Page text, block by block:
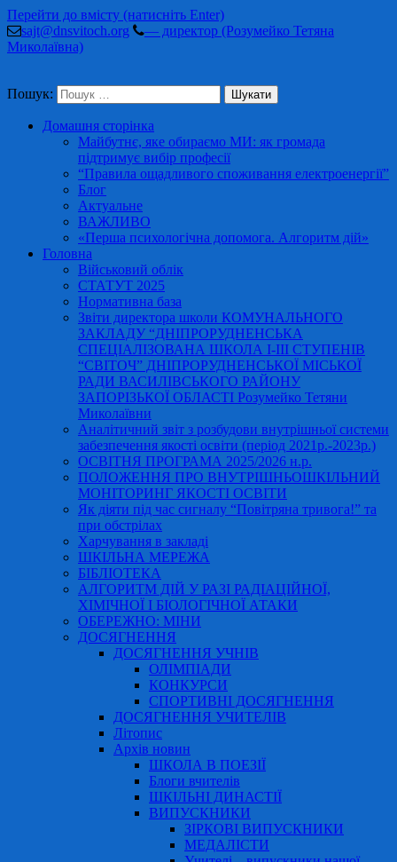
Перейти до вмісту (натисніть Enter)
sajt@dnsvitoch.org
— директор (Розумейко Тетяна
Миколаївна)
Пошук:
Домашня сторінка
Майбутнє, яке обираємо МИ: як громада
підтримує вибір професії
“Правила ощадливого споживання електроенергії”
Блог
Актуальне
ВАЖЛИВО
«Перша психологічна допомога. Алгоритм дій»
Головна
Військовий облік
СТАТУТ 2025
Нормативна база
Звіти директора школи КОМУНАЛЬНОГО
ЗАКЛАДУ “ДНІПРОРУДНЕНСЬКА
СПЕЦІАЛІЗОВАНА ШКОЛА І-ІІІ СТУПЕНІВ
“СВІТОЧ” ДНІПРОРУДНЕНСЬКОЇ МІСЬКОЇ
РАДИ ВАСИЛІВСЬКОГО РАЙОНУ
ЗАПОРІЗЬКОЇ ОБЛАСТІ Розумейко Тетяни
Миколаївни
Аналітичний звіт з розбудови внутрішньої системи
забезпечення якості освіти (період 2021р.-2023р.)
ОСВІТНЯ ПРОГРАМА 2025/2026 н.р.
ПОЛОЖЕННЯ ПРО ВНУТРІШНЬОШКІЛЬНИЙ
МОНІТОРИНГ ЯКОСТІ ОСВІТИ
Як діяти під час сигналу “Повітряна тривога!” та
при обстрілах
Харчування в закладі
ШКІЛЬНА МЕРЕЖА
БІБЛІОТЕКА
АЛГОРИТМ ДІЙ У РАЗІ РАДІАЦІЙНОЇ,
ХІМІЧНОЇ І БІОЛОГІЧНОЇ АТАКИ
ОБЕРЕЖНО: МІНИ
ДОСЯГНЕННЯ
ДОСЯГНЕННЯ УЧНІВ
ОЛІМПІАДИ
КОНКУРСИ
СПОРТИВНІ ДОСЯГНЕННЯ
ДОСЯГНЕННЯ УЧИТЕЛІВ
Літопис
Архів новин
ШКОЛА В ПОЕЗІЇ
Блоги вчителів
ШКІЛЬНІ ДИНАСТІЇ
ВИПУСКНИКИ
ЗІРКОВІ ВИПУСКНИКИ
МЕДАЛІСТИ